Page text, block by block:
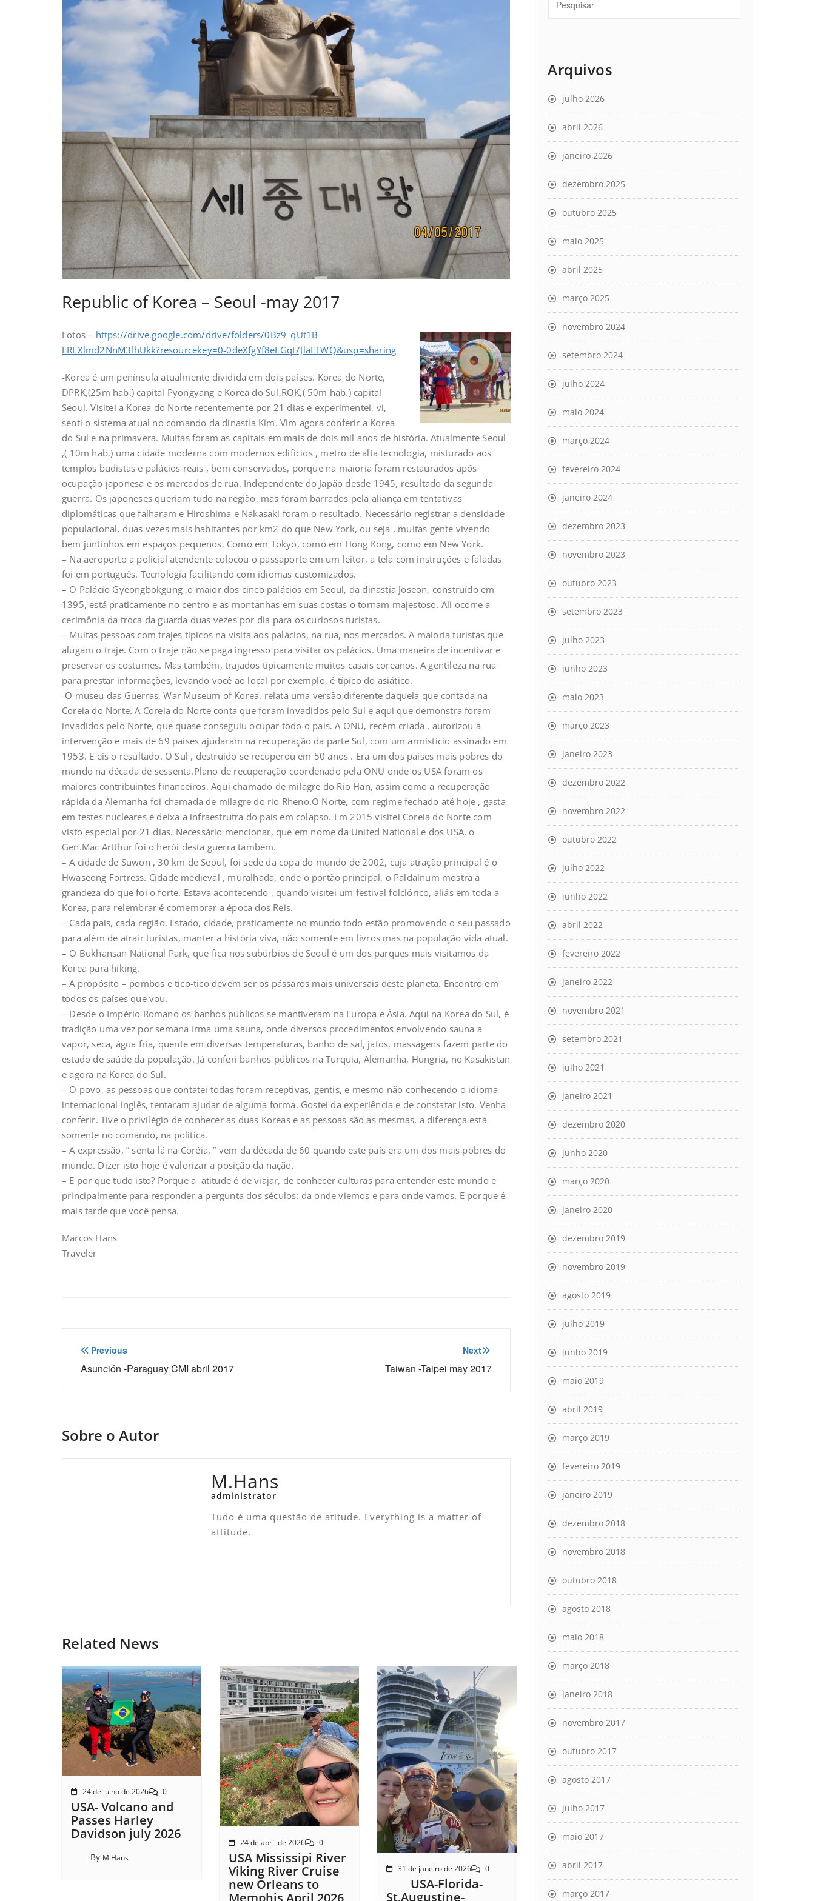
Republic of Korea – Seoul -may 2017
Fotos – https://drive.google.com/drive/folders/0Bz9_qUt1B-
ERLXlmd2NnM3lhUkk?resourcekey=0-0deXfgYf8eLGqI7JlaETWQ&usp=sharing
-Korea é um península atualmente dividida em dois países. Korea do Norte,
DPRK,(25m hab.) capital Pyongyang e Korea do Sul,ROK,( 50m hab.) capital
Seoul. Visitei a Korea do Norte recentemente por 21 dias e experimentei, vi,
senti o sistema atual no comando da dinastia Kim. Vim agora conferir a Korea
do Sul e na primavera. Muitas foram as capitais em mais de dois mil anos de história. Atualmente Seoul
,( 10m hab.) uma cidade moderna com modernos edifícios , metro de alta tecnologia, misturado aos
templos budistas e palácios reais , bem conservados, porque na maioria foram restaurados após
ocupação japonesa e os mercados de rua. Independente do Japão desde 1945, resultado da segunda
guerra. Os japoneses queriam tudo na região, mas foram barrados pela aliança em tentativas
diplomáticas que falharam e Hiroshima e Nakasaki foram o resultado. Necessário registrar a densidade
populacional, duas vezes mais habitantes por km2 do que New York, ou seja , muitas gente vivendo
bem juntinhos em espaços pequenos. Como em Tokyo, como em Hong Kong, como em New York.
– Na aeroporto a policial atendente colocou o passaporte em um leitor, a tela com instruções e faladas
foi em português. Tecnologia facilitando com idiomas customizados.
– O Palácio Gyeongbokgung ,o maior dos cinco palácios em Seoul, da dinastia Joseon, construído em
1395, está praticamente no centro e as montanhas em suas costas o tornam majestoso. Ali ocorre a
cerimônia da troca da guarda duas vezes por dia para os curiosos turistas.
– Muitas pessoas com trajes típicos na visita aos palácios, na rua, nos mercados. A maioria turistas que
alugam o traje. Com o traje não se paga ingresso para visitar os palácios. Uma maneira de incentivar e
preservar os costumes. Mas também, trajados tipicamente muitos casais coreanos. A gentileza na rua
para prestar informações, levando você ao local por exemplo, é típico do asiático.
-O museu das Guerras, War Museum of Korea, relata uma versão diferente daquela que contada na
Coreia do Norte. A Coreia do Norte conta que foram invadidos pelo Sul e aqui que demonstra foram
invadidos pelo Norte, que quase conseguiu ocupar todo o país. A ONU, recém criada , autorizou a
intervenção e mais de 69 países ajudaram na recuperação da parte Sul, com um armistício assinado em
1953. E eis o resultado. O Sul , destruído se recuperou em 50 anos . Era um dos países mais pobres do
mundo na década de sessenta.Plano de recuperação coordenado pela ONU onde os USA foram os
maiores contribuintes financeiros. Aqui chamado de milagre do Rio Han, assim como a recuperação
rápida da Alemanha foi chamada de milagre do rio Rheno.O Norte, com regime fechado até hoje , gasta
em testes nucleares e deixa a infraestrutra do país em colapso. Em 2015 visitei Coreia do Norte com
visto especial por 21 dias. Necessário mencionar, que em nome da United National e dos USA, o
Gen.Mac Artthur foi o herói desta guerra também.
– A cidade de Suwon , 30 km de Seoul, foi sede da copa do mundo de 2002, cuja atração principal é o
Hwaseong Fortress. Cidade medieval , muralhada, onde o portão principal, o Paldalnum mostra a
grandeza do que foi o forte. Estava acontecendo , quando visitei um festival folclórico, aliás em toda a
Korea, para relembrar é comemorar a época dos Reis.
– Cada país, cada região, Estado, cidade, praticamente no mundo todo estão promovendo o seu passado
para além de atrair turistas, manter a história viva, não somente em livros mas na população vida atual.
– O Bukhansan National Park, que fica nos subúrbios de Seoul é um dos parques mais visitamos da
Korea para hiking.
– A propósito – pombos e tico-tico devem ser os pássaros mais universais deste planeta. Encontro em
todos os países que vou.
– Desde o Império Romano os banhos públicos se mantiveram na Europa e Ásia. Aqui na Korea do Sul, é
tradição uma vez por semana Irma uma sauna, onde diversos procedimentos envolvendo sauna a
vapor, seca, água fria, quente em diversas temperaturas, banho de sal, jatos, massagens fazem parte do
estado de saúde da população. Já conferi banhos públicos na Turquia, Alemanha, Hungria, no Kasakistan
e agora na Korea do Sul.
– O povo, as pessoas que contatei todas foram receptivas, gentis, e mesmo não conhecendo o idioma
internacional inglês, tentaram ajudar de alguma forma. Gostei da experiência e de constatar isto. Venha
conferir. Tive o privilégio de conhecer as duas Koreas e as pessoas são as mesmas, a diferença está
somente no comando, na política.
– A expressão, ” senta lá na Coréia, ” vem da década de 60 quando este país era um dos mais pobres do
mundo. Dizer isto hoje é valorizar a posição da nação.
– E por que tudo isto? Porque a atitude é de viajar, de conhecer culturas para entender este mundo e
principalmente para responder a pergunta dos séculos: da onde viemos e para onde vamos. E porque é
mais tarde que você pensa.
Marcos Hans
Traveler
Navegação
de
Previous
Asunción -Paraguay CMI abril 2017
Next
Taiwan -Taipei may 2017
Sobre o Autor
M.Hans
administrator
Tudo é uma questão de atitude. Everything is a matter of
attitude.
Related News
24 de julho de 2026 0
USA- Volcano and
Passes Harley
Davidson july 2026
By M.Hans
24 de abril de 2026 0
USA Mississipi River
Viking River Cruise
new Orleans to
Memphis April 2026
31 de janeiro de 2026 0
USA-Florida-
St.Augustine-
Arquivos
julho 2026
abril 2026
janeiro 2026
dezembro 2025
outubro 2025
maio 2025
abril 2025
março 2025
novembro 2024
setembro 2024
julho 2024
maio 2024
março 2024
fevereiro 2024
janeiro 2024
dezembro 2023
novembro 2023
outubro 2023
setembro 2023
julho 2023
junho 2023
maio 2023
março 2023
janeiro 2023
dezembro 2022
novembro 2022
outubro 2022
julho 2022
junho 2022
abril 2022
fevereiro 2022
janeiro 2022
novembro 2021
setembro 2021
julho 2021
janeiro 2021
dezembro 2020
junho 2020
março 2020
janeiro 2020
dezembro 2019
novembro 2019
agosto 2019
julho 2019
junho 2019
maio 2019
abril 2019
março 2019
fevereiro 2019
janeiro 2019
dezembro 2018
novembro 2018
outubro 2018
agosto 2018
maio 2018
março 2018
janeiro 2018
novembro 2017
outubro 2017
agosto 2017
julho 2017
maio 2017
abril 2017
março 2017